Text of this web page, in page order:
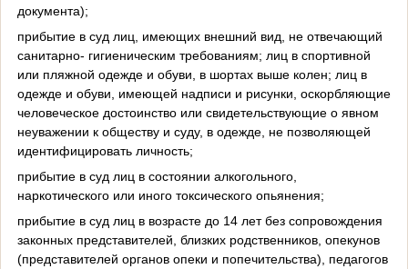
документа);
прибытие в суд лиц, имеющих внешний вид, не отвечающий
санитарно- гигиеническим требованиям; лиц в спортивной
или пляжной одежде и обуви, в шортах выше колен; лиц в
одежде и обуви, имеющей надписи и рисунки, оскорбляющие
человеческое достоинство или свидетельствующие о явном
неуважении к обществу и суду, в одежде, не позволяющей
идентифицировать личность;
прибытие в суд лиц в состоянии алкогольного,
наркотического или иного токсического опьянения;
прибытие в суд лиц в возрасте до 14 лет без сопровождения
законных представителей, близких родственников, опекунов
(представителей органов опеки и попечительства), педагогов